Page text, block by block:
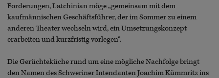
Forderungen, Latchinian möge „gemeinsam mit dem
kaufmännischen Geschäftsführer, der im Sommer zu einem
anderen Theater wechseln wird, ein Umsetzungskonzept
erarbeiten und kurzfristig vorlegen“.
Die Gerüchteküche rund um eine mögliche Nachfolge bringt
den Namen des Schweriner Intendanten Joachim Kümmritz ins